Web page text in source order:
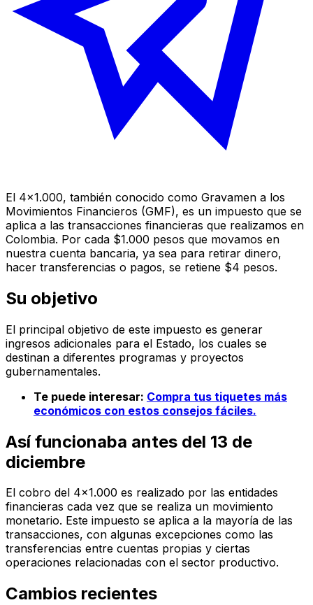
El 4x1.000, también conocido como Gravamen a los
Movimientos Financieros (GMF), es un impuesto que se
aplica a las transacciones financieras que realizamos en
Colombia. Por cada $1.000 pesos que movamos en
nuestra cuenta bancaria, ya sea para retirar dinero,
hacer transferencias o pagos, se retiene $4 pesos.
Su objetivo
El principal objetivo de este impuesto es generar
ingresos adicionales para el Estado, los cuales se
destinan a diferentes programas y proyectos
gubernamentales.
Te puede interesar: Compra tus tiquetes más
económicos con estos consejos fáciles.
Así funcionaba antes del 13 de
diciembre
El cobro del 4x1.000 es realizado por las entidades
financieras cada vez que se realiza un movimiento
monetario. Este impuesto se aplica a la mayoría de las
transacciones, con algunas excepciones como las
transferencias entre cuentas propias y ciertas
operaciones relacionadas con el sector productivo.
Cambios recientes